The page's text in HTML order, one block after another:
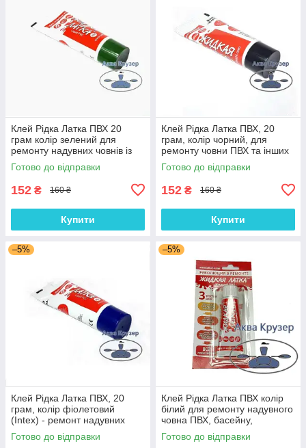
Клей Рідка Латка ПВХ 20
грам колір зелений для
ремонту надувних човнів із
ПВХ тканини - супер латка
ПВХ 24
Готово до відправки
152 ₴ 160 ₴
Купити
Клей Рідка Латка ПВХ, 20
грам, колір чорний, для
ремонту човни ПВХ та інших
виробів з ПВХ тканини
Готово до відправки
152 ₴ 160 ₴
Купити
–5%
Клей Рідка Латка ПВХ, 20
грам, колір фіолетовий
(Intex) - ремонт надувних
матраців Intex
Готово до відправки
–5%
Клей Рідка Латка ПВХ колір
білий для ремонту надувного
човна ПВХ, басейну,
надувного матраца ПВХ,
фітболу
Готово до відправки